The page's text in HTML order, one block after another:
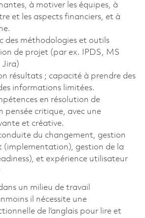
à motiver les équipes, à
et les aspects financiers, et à
des méthodologies et outils
de projet (par ex. IPDS, MS
Jira)
résultats ; capacité à prendre des
informations limitées.
en résolution de
pensée critique, avec une
et créative.
du changement, gestion
(implementation), gestion de la
et expérience utilisateur
un milieu de travail
il nécessite une
de l’anglais pour lire et